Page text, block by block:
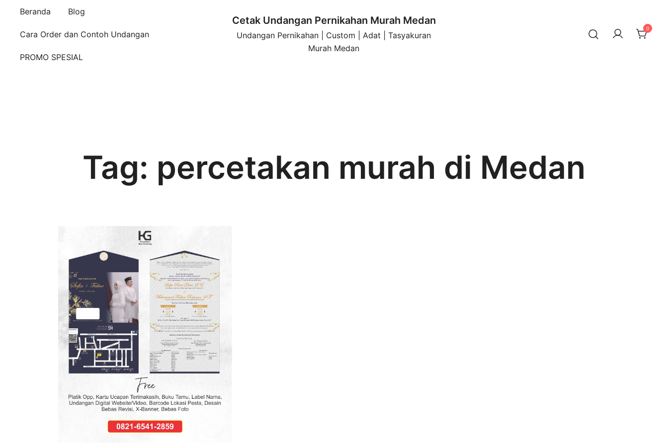
Beranda Blog
Cara Order dan Contoh Undangan
PROMO SPESIAL
Cetak Undangan Pernikahan Murah Medan
Undangan Pernikahan | Custom | Adat | Tasyakuran
Murah Medan
0
Tag: percetakan murah di Medan